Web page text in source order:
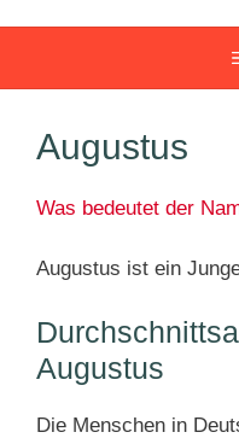
Augustus
Was bedeutet der
Augustus ist ein
Augustus
Die Menschen in